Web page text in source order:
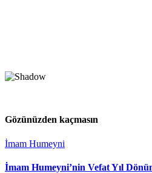
Gözünüzden kaçmasın
İmam Humeyni
İmam Humeyni’nin Vefat Yıl